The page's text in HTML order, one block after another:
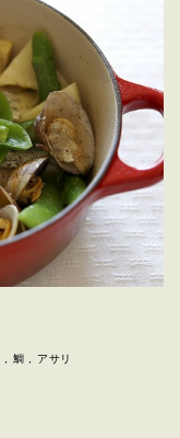
鯛 アサリ